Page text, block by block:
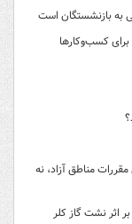
به بازنشستگان است
کسب‌وکارها
مناطق آزاد، نه